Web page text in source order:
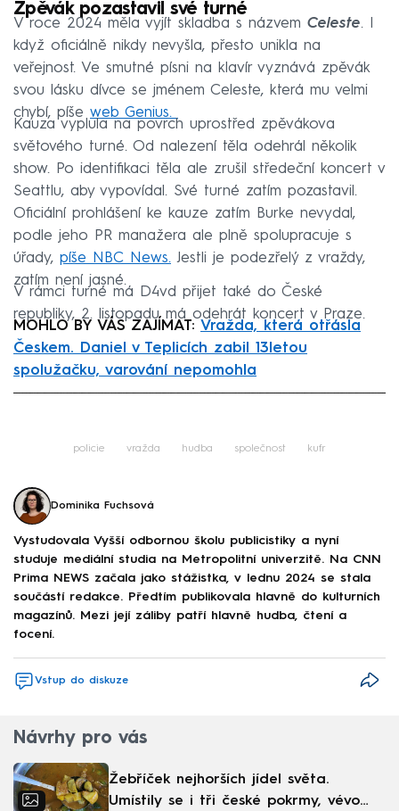
Zpěvák pozastavil své turné
V roce 2024 měla vyjít skladba s názvem Celeste. I
když oficiálně nikdy nevyšla, přesto unikla na
veřejnost. Ve smutné písni na klavír vyznává zpěvák
svou lásku dívce se jménem Celeste, která mu velmi
chybí, píše web Genius.
Kauza vyplula na povrch uprostřed zpěvákova
světového turné. Od nalezení těla odehrál několik
show. Po identifikaci těla ale zrušil středeční koncert v
Seattlu, aby vypovídal. Své turné zatím pozastavil.
Oficiální prohlášení ke kauze zatím Burke nevydal,
podle jeho PR manažera ale plně spolupracuje s
úřady, píše NBC News. Jestli je podezřelý z vraždy,
zatím není jasné.
V rámci turné má D4vd přijet také do České
republiky, 2. listopadu má odehrát koncert v Praze.
MOHLO BY VÁS ZAJÍMAT: Vražda, která otřásla
Českem. Daniel v Teplicích zabil 13letou
spolužačku, varování nepomohla
policie vražda hudba společnost kufr
Dominika Fuchsová
Vystudovala Vyšší odbornou školu publicistiky a nyní
studuje mediální studia na Metropolitní univerzitě. Na CNN
Prima NEWS začala jako stážistka, v lednu 2024 se stala
součástí redakce. Předtím publikovala hlavně do kulturních
magazínů. Mezi její záliby patří hlavně hudba, čtení a
focení.
Vstup do diskuze
Návrhy pro vás
Žebříček nejhorších jídel světa.
Umístily se i tři české pokrmy, vévodí